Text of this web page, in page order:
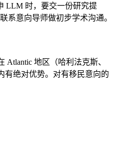
LLM 时，要交一份研究提
系意向导师做初步学术沟通。
地区（哈利法克斯、
有绝对优势。对有移民意向的